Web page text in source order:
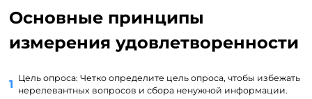
Основные принципы
измерения удовлетворенности
Цель опроса: Четко определите цель опроса, чтобы избежать
нерелевантных вопросов и сбора ненужной информации.